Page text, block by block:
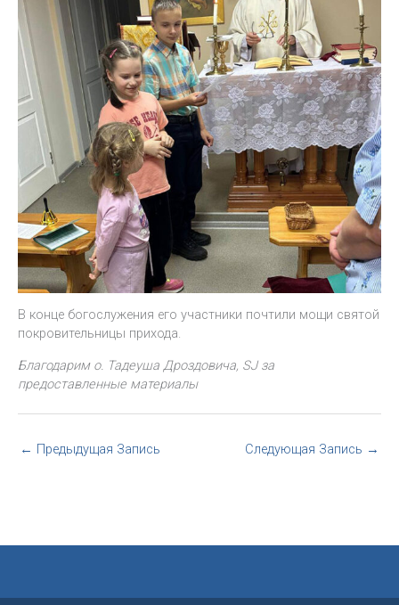
В конце богослужения его участники почтили мощи святой
покровительницы прихода.
Благодарим о. Тадеуша Дроздовича, SJ за
предоставленные материалы
← Предыдущая Запись Следующая Запись →